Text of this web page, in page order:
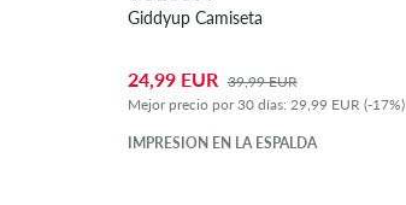
Giddyup Camiseta
24,99 EUR 39,99 EUR
Mejor precio por 30 días: 29,99 EUR (-17%)
IMPRESIÓN EN LA ESPALDA